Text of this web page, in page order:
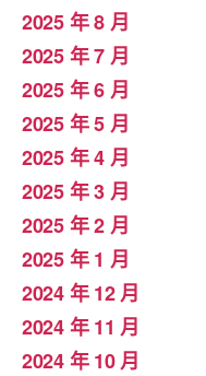
2025 年 8 月
2025 年 7 月
2025 年 6 月
2025 年 5 月
2025 年 4 月
2025 年 3 月
2025 年 2 月
2025 年 1 月
2024 年 12 月
2024 年 11 月
2024 年 10 月